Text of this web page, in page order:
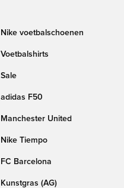
Nike voetbalschoenen
Voetbalshirts
Sale
adidas F50
Manchester United
Nike Tiempo
FC Barcelona
Kunstgras (AG)